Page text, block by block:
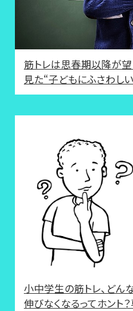
筋トレは思春期以降が
見た“子どもにふさわし
小中学生の筋トレ、どん
伸びなくなるってホント